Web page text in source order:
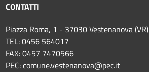
CONTATTI
Piazza Roma, 1 - 37030 Vestenanova (VR)
TEL: 0456 564017
FAX: 0457 7470566
PEC:comune.vestenanova@pec.it